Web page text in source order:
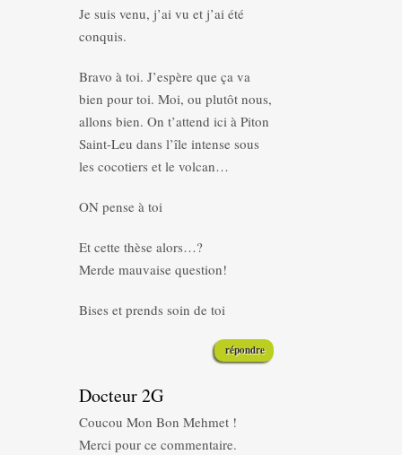
Je suis venu, j’ai vu et j’ai été
conquis.
Bravo à toi. J’espère que ça va
bien pour toi. Moi, ou plutôt nous,
allons bien. On t’attend ici à Piton
Saint-Leu dans l’île intense sous
les cocotiers et le volcan…
ON pense à toi
Et cette thèse alors…?
Merde mauvaise question!
Bises et prends soin de toi
répondre
Docteur 2G
Coucou Mon Bon Mehmet !
Merci pour ce commentaire.